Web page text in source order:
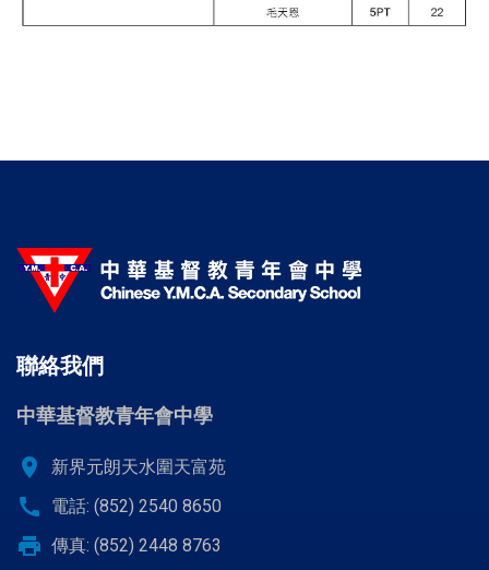
聯絡我們
中華基督教青年會中學
location_on 新界元朗天水圍天富苑
call 電話: (852) 2540 8650
print 傳真: (852) 2448 8763